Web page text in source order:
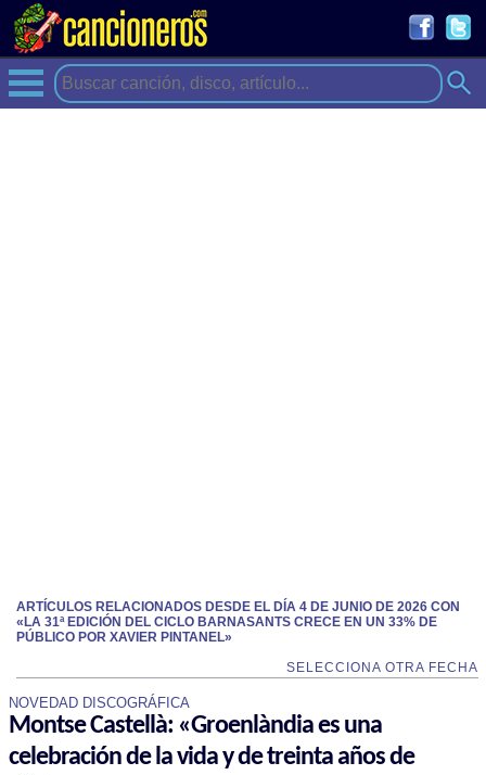
ARTÍCULOS RELACIONADOS DESDE EL DÍA 4 DE JUNIO DE 2026 CON
«LA 31ª EDICIÓN DEL CICLO BARNASANTS CRECE EN UN 33% DE
PÚBLICO POR XAVIER PINTANEL»
SELECCIONA OTRA FECHA
NOVEDAD DISCOGRÁFICA
Montse Castellà: «Groenlàndia es una
celebración de la vida y de treinta años de